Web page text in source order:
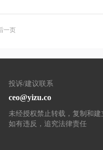
一页
投诉/建议联系
ceo@yizu.co
未经授权禁止转载，复制和建
如有违反，追究法律责任